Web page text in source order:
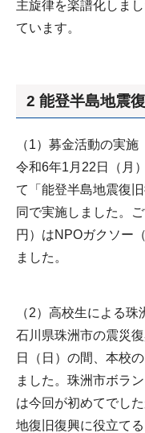
主旋律を楽譜化しま
ています。
2 能登半島地震
（1）募金活動の実施
令和6年1月22日（月
て「能登半島地震復
同で実施しました。
円）はNPOガクソー
ました。
（2）高校生による
石川県珠洲市の震災
日（日）の間、本校
ました。珠洲市ボラ
は今回が初めてでし
地復旧復興に役立て